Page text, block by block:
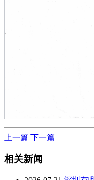
上一篇 下一篇
相关新闻